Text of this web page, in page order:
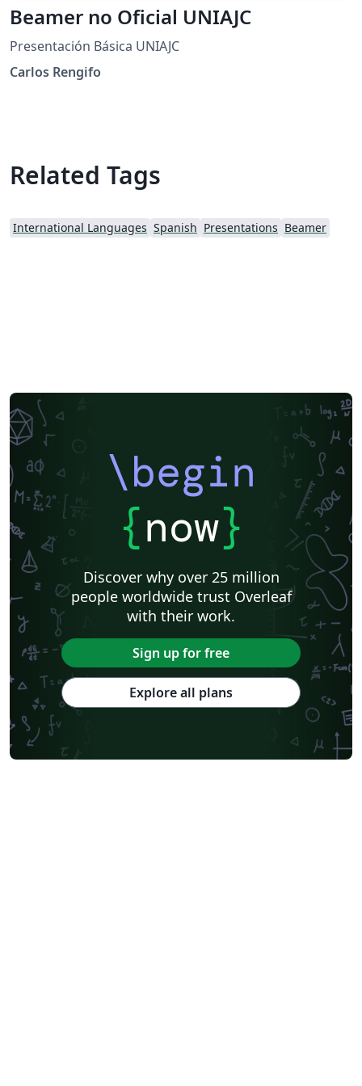
Beamer no Oficial UNIAJC
Presentación Básica UNIAJC
Carlos Rengifo
Related Tags
International Languages Spanish Presentations Beamer
\begin
{now}
Discover why over 25 million
people worldwide trust Overleaf
with their work.
Sign up for free
Explore all plans